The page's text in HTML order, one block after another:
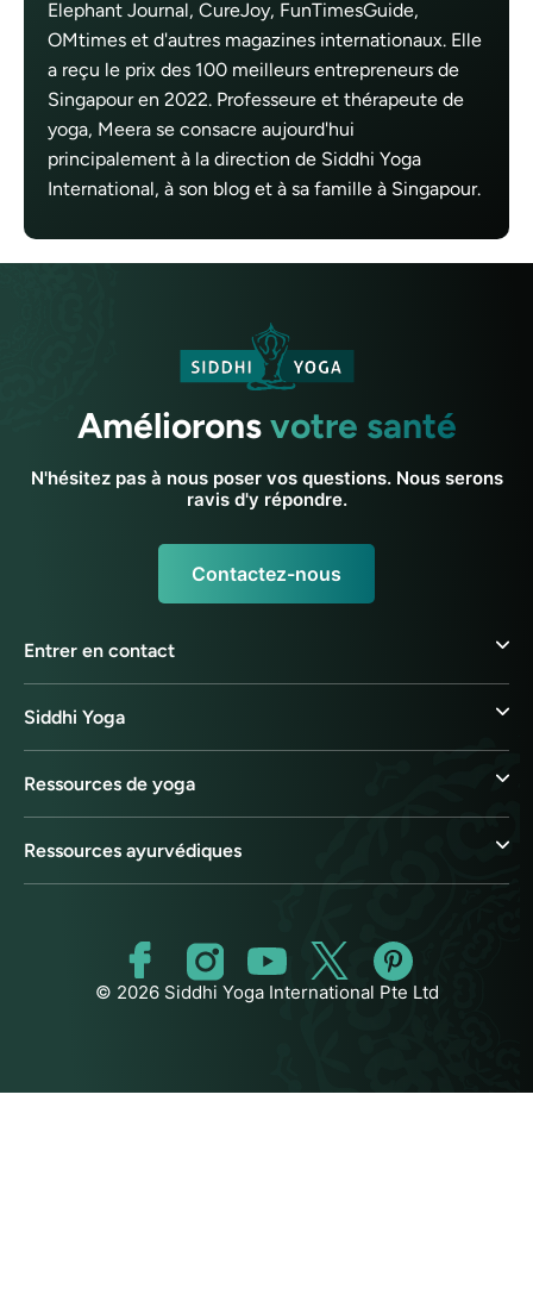
Elephant Journal, CureJoy, FunTimesGuide,
OMtimes et d'autres magazines internationaux. Elle
a reçu le prix des 100 meilleurs entrepreneurs de
Singapour en 2022. Professeure et thérapeute de
yoga, Meera se consacre aujourd'hui
principalement à la direction de Siddhi Yoga
International, à son blog et à sa famille à Singapour.
Amélioronsvotre santé
N'hésitez pas à nous poser vos questions. Nous serons
ravis d'y répondre.
Contactez-nous
Entrer en contact
Siddhi Yoga
Ressources de yoga
Ressources ayurvédiques
© 2026 Siddhi Yoga International Pte Ltd